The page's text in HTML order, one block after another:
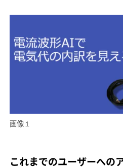
画像１
これまでのユーザーへの